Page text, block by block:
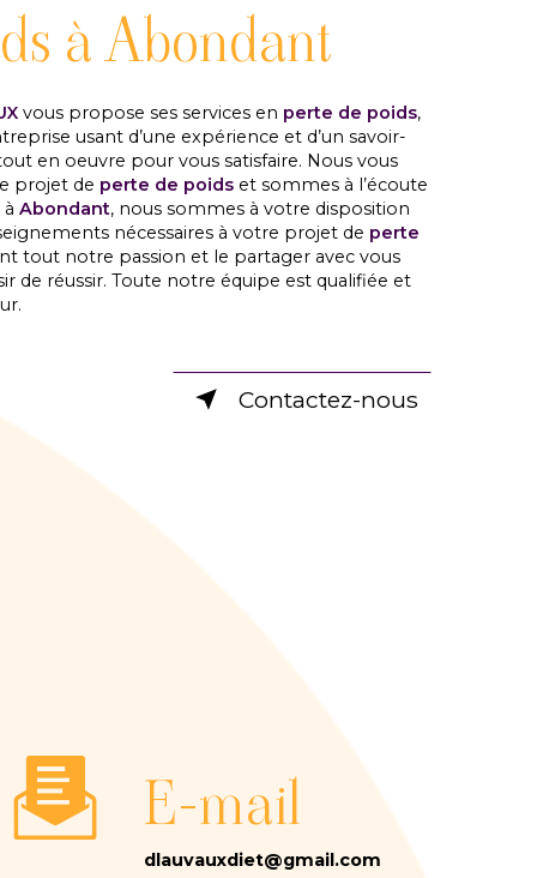
à Abondant
vous propose ses services en perte de poids,
usant d’une expérience et d’un savoir-
en oeuvre pour vous satisfaire. Nous vous
projet de perte de poids et sommes à l’écoute
Abondant, nous sommes à votre disposition
nécessaires à votre projet de perte
tout notre passion et le partager avec vous
de réussir. Toute notre équipe est qualifiée et
Contactez-nous
E-mail
dlauvauxdiet@gmail.com